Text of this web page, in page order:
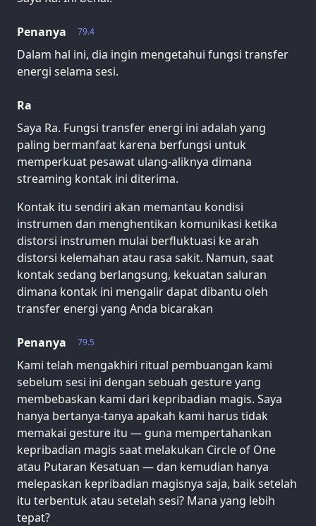
79.4
Penanya
Dalam hal ini, dia ingin mengetahui fungsi transfer
energi selama sesi.
Ra
Saya Ra. Fungsi transfer energi ini adalah yang
paling bermanfaat karena berfungsi untuk
memperkuat pesawat ulang-aliknya dimana
streaming kontak ini diterima.
Kontak itu sendiri akan memantau kondisi
instrumen dan menghentikan komunikasi ketika
distorsi instrumen mulai berfluktuasi ke arah
distorsi kelemahan atau rasa sakit. Namun, saat
kontak sedang berlangsung, kekuatan saluran
dimana kontak ini mengalir dapat dibantu oleh
transfer energi yang Anda bicarakan
79.5
Penanya
Kami telah mengakhiri ritual pembuangan kami
sebelum sesi ini dengan sebuah gesture yang
membebaskan kami dari kepribadian magis. Saya
hanya bertanya-tanya apakah kami harus tidak
memakai gesture itu — guna mempertahankan
kepribadian magis saat melakukan Circle of One
atau Putaran Kesatuan — dan kemudian hanya
melepaskan kepribadian magisnya saja, baik setelah
itu terbentuk atau setelah sesi? Mana yang lebih
tepat?